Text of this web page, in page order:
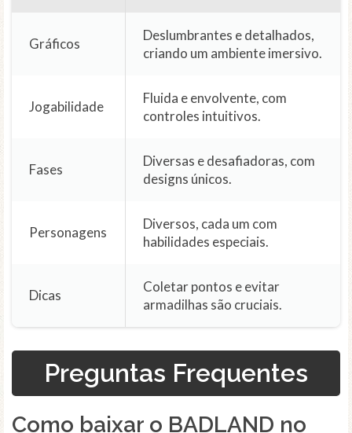
Gráficos
Deslumbrantes e detalhados,
criando um ambiente imersivo.
Jogabilidade
Fluida e envolvente, com
controles intuitivos.
Fases
Diversas e desafiadoras, com
designs únicos.
Personagens
Diversos, cada um com
habilidades especiais.
Dicas
Coletar pontos e evitar
armadilhas são cruciais.
Preguntas Frequentes
Como baixar o BADLAND no